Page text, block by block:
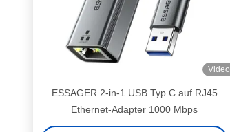
Video
ESSAGER 2-in-1 USB Typ C auf RJ45
Ethernet-Adapter 1000 Mbps